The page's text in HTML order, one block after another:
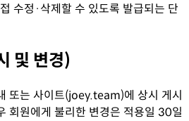
수정·삭제할 수 있도록 발급되는 단
및 변경)
또는 사이트(joey.team)에 상시 게시
회원에게 불리한 변경은 적용일 30일